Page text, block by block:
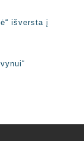
išversta į